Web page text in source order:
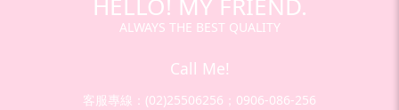
HELLO! MY FRIEND.
ALWAYS THE BEST QUALITY
Call Me!
客服專線：(02)25506256；0906-086-256